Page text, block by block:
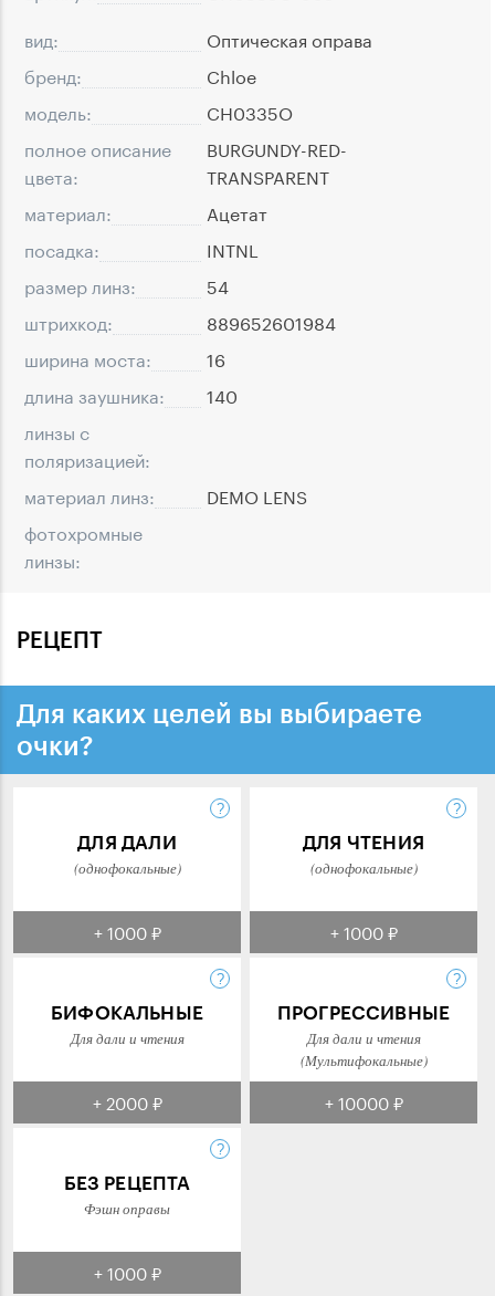
вид:
Оптическая оправа
бренд:
Chloe
модель:
CH0335O
полное описание
цвета:
BURGUNDY-RED-
TRANSPARENT
материал:
Ацетат
посадка:
INTNL
размер линз:
54
штрихкод:
889652601984
ширина моста:
16
длина заушника:
140
линзы с
поляризацией:
материал линз:
DEMO LENS
фотохромные
линзы:
РЕЦЕПТ
Для каких целей вы выбираете
очки?
ДЛЯ ДАЛИ
(однофокальные)
+ 1000 ₽
ДЛЯ ЧТЕНИЯ
(однофокальные)
+ 1000 ₽
БИФОКАЛЬНЫЕ
Для дали и чтения
+ 2000 ₽
ПРОГРЕССИВНЫЕ
Для дали и чтения
(Мультифокальные)
+ 10000 ₽
БЕЗ РЕЦЕПТА
Фэшн оправы
+ 1000 ₽